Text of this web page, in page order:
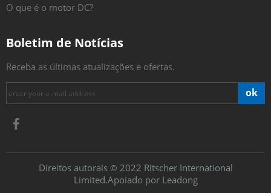
O que é o motor DC?
Boletim de Notícias
Receba as últimas atualizações e ofertas.
ok
Direitos autorais © 2022 Ritscher International
Limited.Apoiado por Leadong